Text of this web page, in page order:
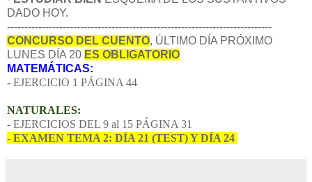
DADO HOY.
----------------------------------------------------------------------------
CONCURSO DEL CUENTO, ÚLTIMO DÍA PRÓXIMO
LUNES DÍA 20 ES OBLIGATORIO
MATEMÁTICAS:
- EJERCICIO 1 PÁGINA 44
NATURALES:
- EJERCICIOS DEL 9 al 15 PÁGINA 31
- EXAMEN TEMA 2: DÍA 21 (TEST) Y DÍA 24